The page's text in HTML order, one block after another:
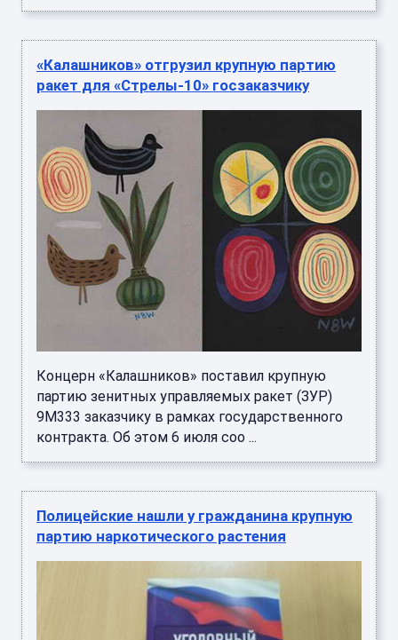
«Калашников» отгрузил крупную партию
ракет для «Стрелы-10» госзаказчику
Концерн «Калашников» поставил крупную
партию зенитных управляемых ракет (ЗУР)
9М333 заказчику в рамках государственного
контракта. Об этом 6 июля соо ...
Полицейские нашли у гражданина крупную
партию наркотического растения